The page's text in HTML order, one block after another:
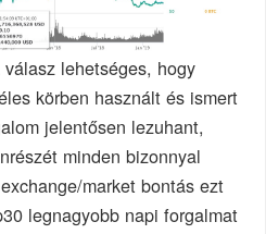
lehetséges, hogy
körben használt és ismert
jelentősen lezuhant,
minden bizonnyal
market bontás ezt
legnagyobb napi forgalmat